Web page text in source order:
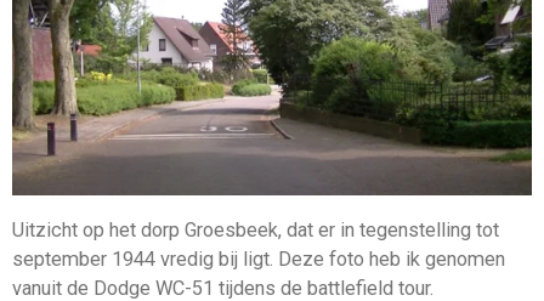
Uitzicht op het dorp Groesbeek, dat er in tegenstelling tot
september 1944 vredig bij ligt. Deze foto heb ik genomen
vanuit de Dodge WC-51 tijdens de battlefield tour.